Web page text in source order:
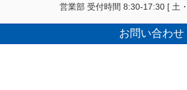
営業部 受付時間 8:30-17:30 [ 土
お問い合わせ